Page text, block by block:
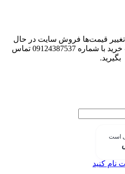
تغییر قیمت‌ها فروش سایت در حال
حاضر بسته می‌باشد؛ جهت خرید با شماره 09124387537 تماس
بگیرید.
نام کنید
است